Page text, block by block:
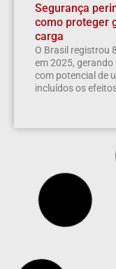
Segurança
como proteger
carga
O Brasil registrou
em 2025, gerando
com potencial de
incluídos os